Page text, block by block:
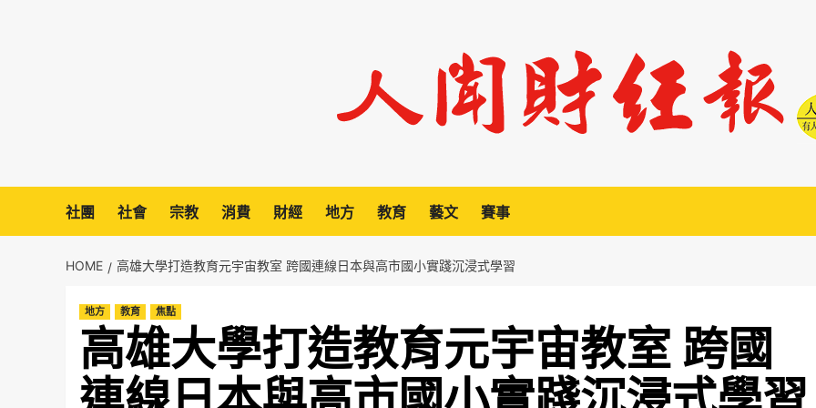
社團 社會 宗教 消費 財經 地方 教育 藝文 賽事
HOME 高雄大學打造教育元宇宙教室 跨國連線日本與高市國小實踐沉浸式學習
地方 教育 焦點
高雄大學打造教育元宇宙教室 跨國